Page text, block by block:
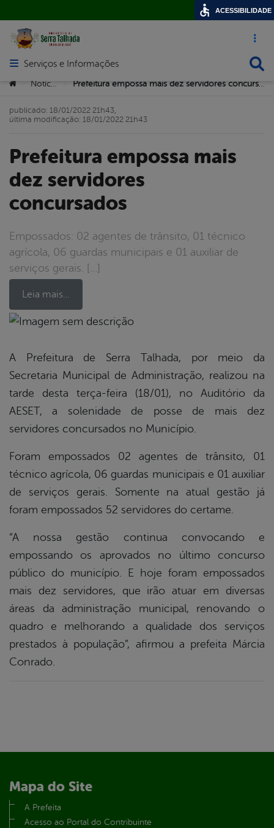
Acesso
Abrir menu principal de navegação
Serviços e Informações
Você está aqui:
> Notícias > Prefeitura empossa mais dez servidores concursados
Prefeitura empossa mais
dez servidores
concursados
Empossados: 02 agentes de trânsito, 01 técnico
agrícola, 06 guardas municipais e 01 auxiliar de
serviços gerais. […]
Leia mais…
publicado: 18/01/2022 21h43,
última modificação: 18/01/2022 21h43
A Prefeitura de Serra Talhada, por meio da
Secretaria Municipal de Administração, realizou na
tarde desta terça-feira (18/01), no Auditório da
AESET, a solenidade de posse de mais dez
servidores concursados no Município.
Foram empossados 02 agentes de trânsito, 01
técnico agrícola, 06 guardas municipais e 01 auxiliar
de serviços gerais. Somente na atual gestão já
foram empossados 52 servidores do certame.
“A nossa gestão continua convocando e
empossando os aprovados no último concurso
público do município. E hoje foram empossados
mais dez servidores, que irão atuar em diversas
áreas da administração municipal, renovando o
quadro e melhorando a qualidade dos serviços
prestados à população”, afirmou a prefeita Márcia
Conrado.
Mapa do Site
A Prefeita
Acesso ao Portal do Contribuinte
ACESSIBILIDADE